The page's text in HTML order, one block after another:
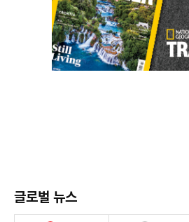
글로벌 뉴스